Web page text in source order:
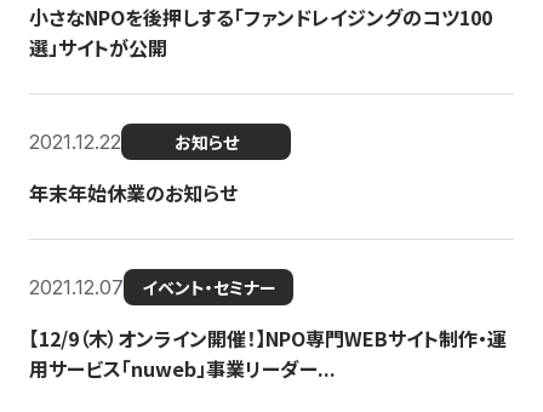
小さなNPOを後押しする「ファンドレイジングのコツ100
選」サイトが公開
2021.12.22 お知らせ
年末年始休業のお知らせ
2021.12.07 イベント・セミナー
【12/9（木）オンライン開催！】NPO専門WEBサイト制作・運
用サービス「nuweb」事業リーダー...